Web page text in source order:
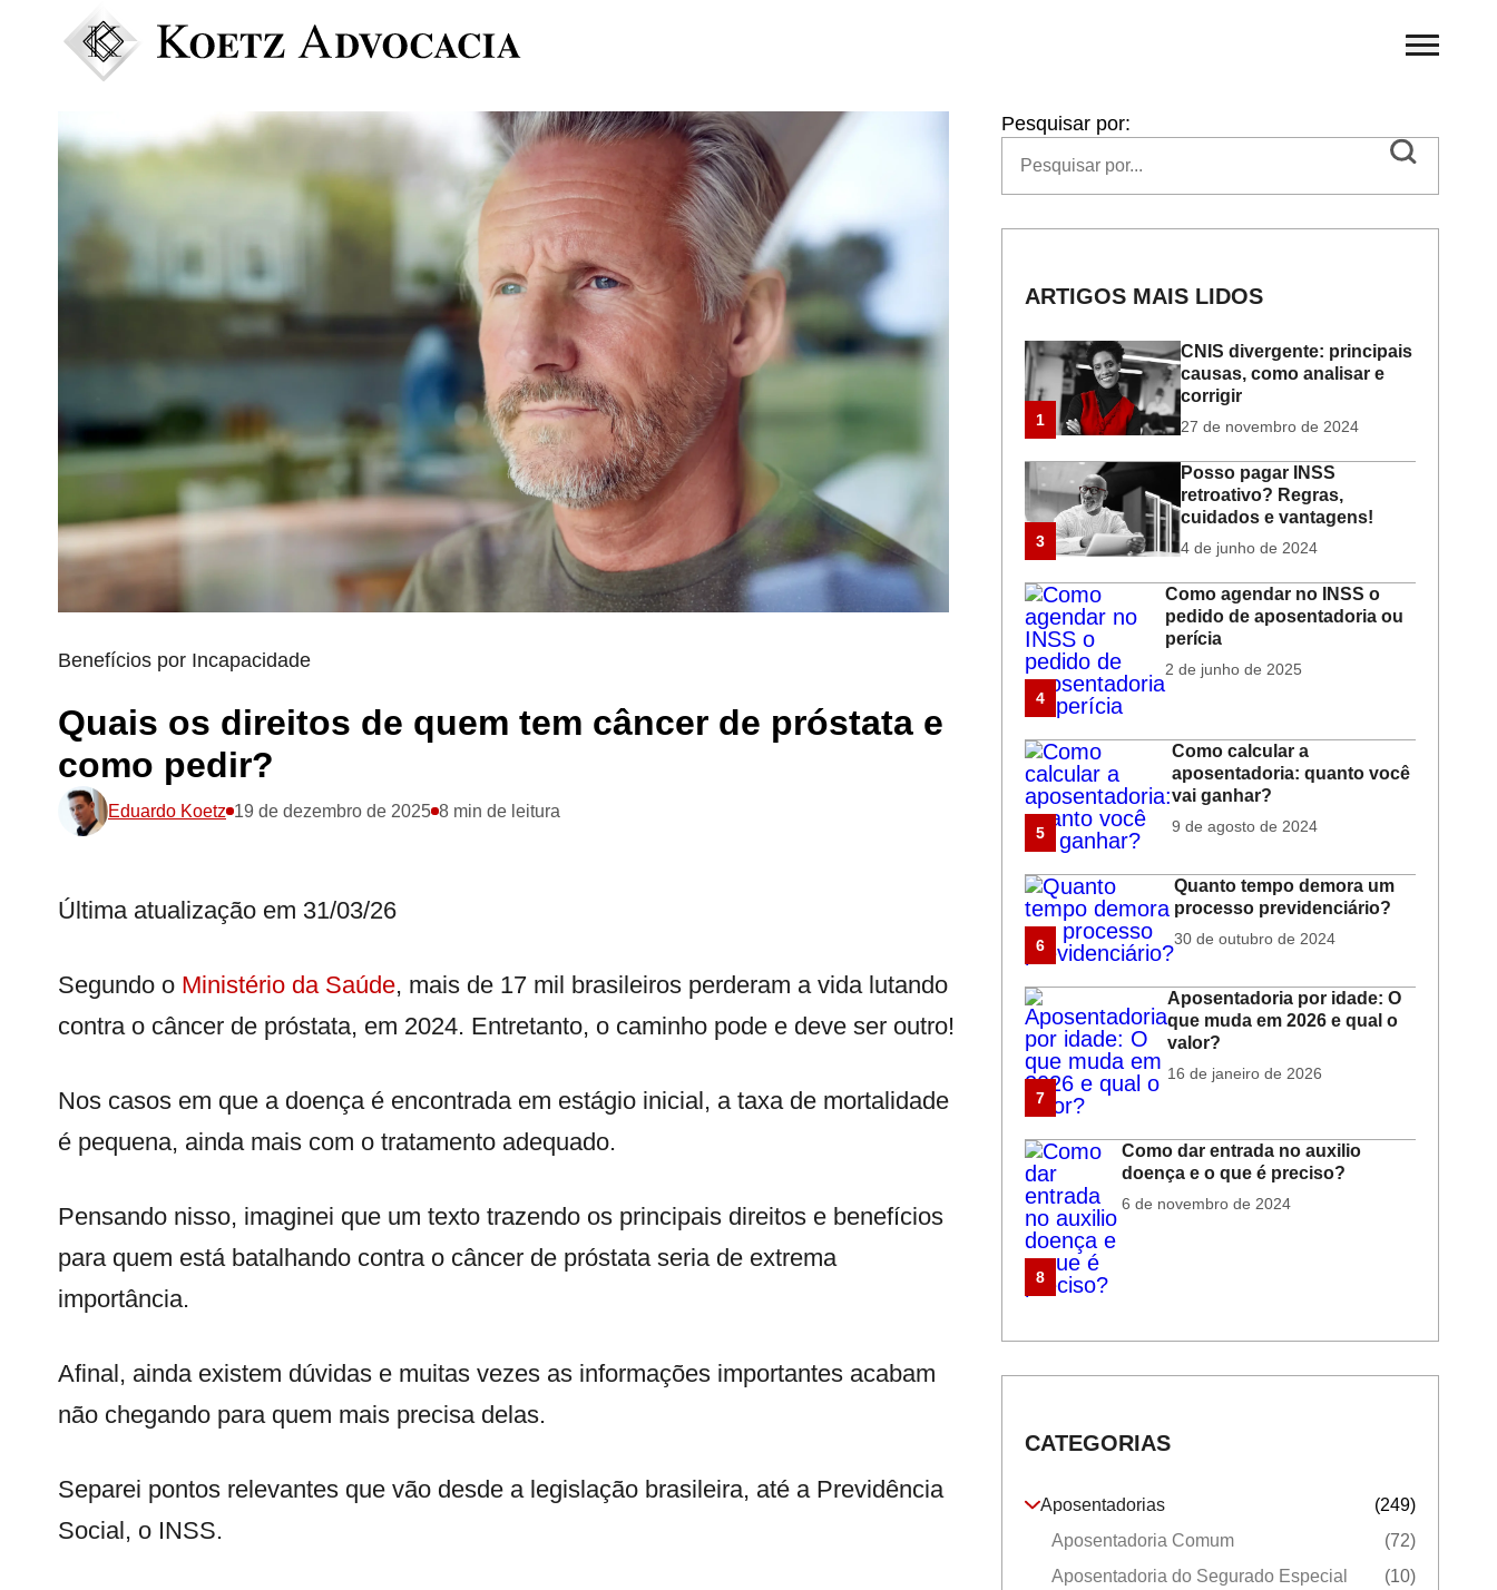
Benefícios por Incapacidade
Quais os direitos de quem tem câncer de próstata e
como pedir?
Eduardo Koetz 19 de dezembro de 2025 8 min de leitura
Última atualização em 31/03/26
Segundo o Ministério da Saúde, mais de 17 mil brasileiros perderam a vida lutando
contra o câncer de próstata, em 2024. Entretanto, o caminho pode e deve ser outro!
Nos casos em que a doença é encontrada em estágio inicial, a taxa de mortalidade
é pequena, ainda mais com o tratamento adequado.
Pensando nisso, imaginei que um texto trazendo os principais direitos e benefícios
para quem está batalhando contra o câncer de próstata seria de extrema
importância.
Afinal, ainda existem dúvidas e muitas vezes as informações importantes acabam
não chegando para quem mais precisa delas.
Separei pontos relevantes que vão desde a legislação brasileira, até a Previdência
Social, o INSS.
Pesquisar por:
ARTIGOS MAIS LIDOS
1
CNIS divergente: principais
causas, como analisar e
corrigir
27 de novembro de 2024
3
Posso pagar INSS
retroativo? Regras,
cuidados e vantagens!
4 de junho de 2024
4
Como agendar no INSS o
pedido de aposentadoria ou
perícia
2 de junho de 2025
5
Como calcular a
aposentadoria: quanto você
vai ganhar?
9 de agosto de 2024
6
Quanto tempo demora um
processo previdenciário?
30 de outubro de 2024
7
Aposentadoria por idade: O
que muda em 2026 e qual o
valor?
16 de janeiro de 2026
8
Como dar entrada no auxilio
doença e o que é preciso?
6 de novembro de 2024
CATEGORIAS
Aposentadorias
(249)
Aposentadoria Comum
(72)
Aposentadoria do Segurado Especial
(10)